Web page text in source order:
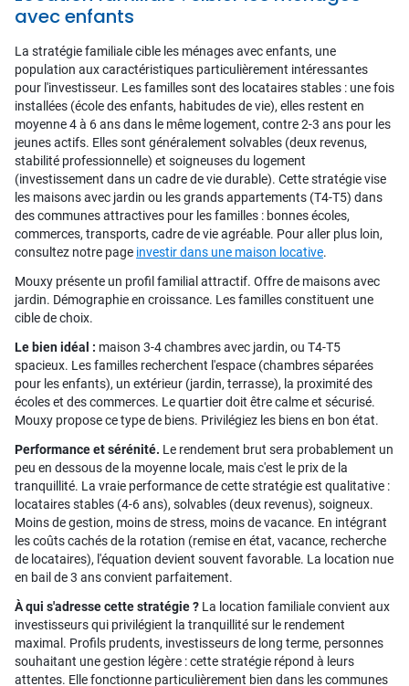
avec enfants
La stratégie familiale cible les ménages avec enfants, une
population aux caractéristiques particulièrement intéressantes
pour l'investisseur. Les familles sont des locataires stables : une fois
installées (école des enfants, habitudes de vie), elles restent en
moyenne 4 à 6 ans dans le même logement, contre 2-3 ans pour les
jeunes actifs. Elles sont généralement solvables (deux revenus,
stabilité professionnelle) et soigneuses du logement
(investissement dans un cadre de vie durable). Cette stratégie vise
les maisons avec jardin ou les grands appartements (T4-T5) dans
des communes attractives pour les familles : bonnes écoles,
commerces, transports, cadre de vie agréable. Pour aller plus loin,
consultez notre page investir dans une maison locative.
Mouxy présente un profil familial attractif. Offre de maisons avec
jardin. Démographie en croissance. Les familles constituent une
cible de choix.
Le bien idéal : maison 3-4 chambres avec jardin, ou T4-T5
spacieux. Les familles recherchent l'espace (chambres séparées
pour les enfants), un extérieur (jardin, terrasse), la proximité des
écoles et des commerces. Le quartier doit être calme et sécurisé.
Mouxy propose ce type de biens. Privilégiez les biens en bon état.
Performance et sérénité. Le rendement brut sera probablement un
peu en dessous de la moyenne locale, mais c'est le prix de la
tranquillité. La vraie performance de cette stratégie est qualitative :
locataires stables (4-6 ans), solvables (deux revenus), soigneux.
Moins de gestion, moins de stress, moins de vacance. En intégrant
les coûts cachés de la rotation (remise en état, vacance, recherche
de locataires), l'équation devient souvent favorable. La location nue
en bail de 3 ans convient parfaitement.
À qui s'adresse cette stratégie ? La location familiale convient aux
investisseurs qui privilégient la tranquillité sur le rendement
maximal. Profils prudents, investisseurs de long terme, personnes
souhaitant une gestion légère : cette stratégie répond à leurs
attentes. Elle fonctionne particulièrement bien dans les communes